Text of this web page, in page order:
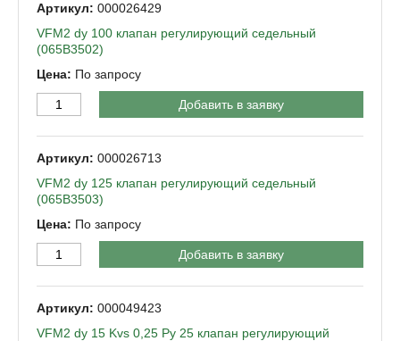
000026429
VFM2 dy 100 клапан регулирующий седельный
(065B3502)
По запросу
Добавить в заявку
000026713
VFM2 dy 125 клапан регулирующий седельный
(065B3503)
По запросу
Добавить в заявку
000049423
VFM2 dy 15 Kvs 0,25 Py 25 клапан регулирующий